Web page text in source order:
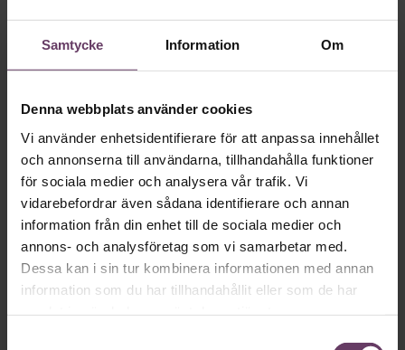
Samtycke Information Om
Denna webbplats använder cookies
Vi använder enhetsidentifierare för att anpassa innehållet
och annonserna till användarna, tillhandahålla funktioner
för sociala medier och analysera vår trafik. Vi
vidarebefordrar även sådana identifierare och annan
information från din enhet till de sociala medier och
annons- och analysföretag som vi samarbetar med.
Dessa kan i sin tur kombinera informationen med annan
information som du har tillhandahållit eller som de har
Mångfald
4 tips till chefen inför ramadan
inkluderande arbetsmiljö för medarbetare som fastar.